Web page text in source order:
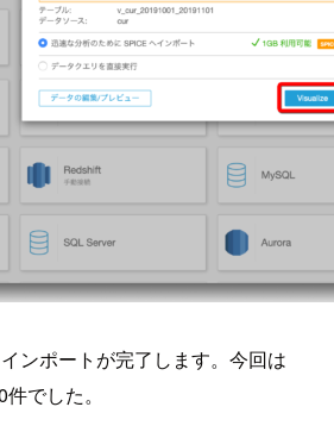
ンポートが完了します。今回は
でした。